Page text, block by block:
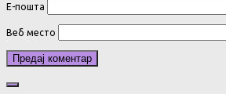
Е-пошта
Веб место